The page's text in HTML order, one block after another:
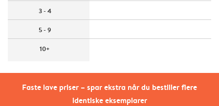
Faste lave priser – spar ekstra når du bestiller flere
identiske eksemplarer
3 - 4
5 - 9
10+